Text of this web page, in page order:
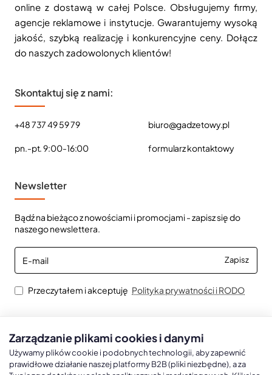
online z dostawą w całej Polsce. Obsługujemy firmy,
agencje reklamowe i instytucje. Gwarantujemy wysoką
jakość, szybką realizację i konkurencyjne ceny. Dołącz
do naszych zadowolonych klientów!
Skontaktuj się z nami:
+48 737 49 59 79
pn.-pt. 9:00-16:00
biuro@gadzetowy.pl
formularz kontaktowy
Newsletter
Bądź na bieżąco z nowościami i promocjami - zapisz się do
naszego newslettera.
E-
mail
Zapisz
Przeczytałem i akceptuję Polityka prywatności i RODO
Kalendarze Ścienne
Zarządzanie plikami cookies i danymi
Używamy plików cookie i podobnych technologii, aby zapewnić
prawidłowe działanie naszej platformy B2B (pliki niezbędne), a za